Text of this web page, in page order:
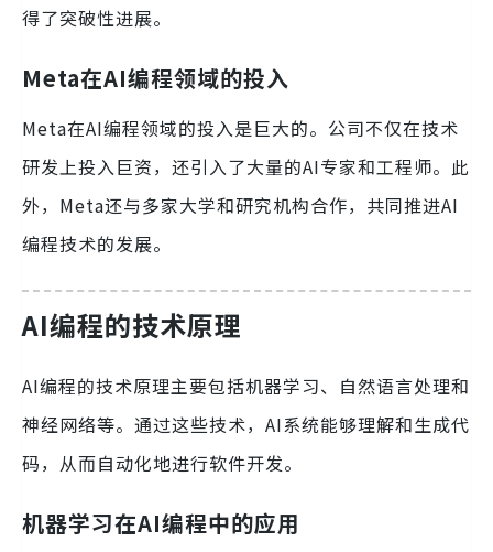
得了突破性进展。
Meta在AI编程领域的投入
Meta在AI编程领域的投入是巨大的。公司不仅在技术
研发上投入巨资，还引入了大量的AI专家和工程师。此
外，Meta还与多家大学和研究机构合作，共同推进AI
编程技术的发展。
AI编程的技术原理
AI编程的技术原理主要包括机器学习、自然语言处理和
神经网络等。通过这些技术，AI系统能够理解和生成代
码，从而自动化地进行软件开发。
机器学习在AI编程中的应用